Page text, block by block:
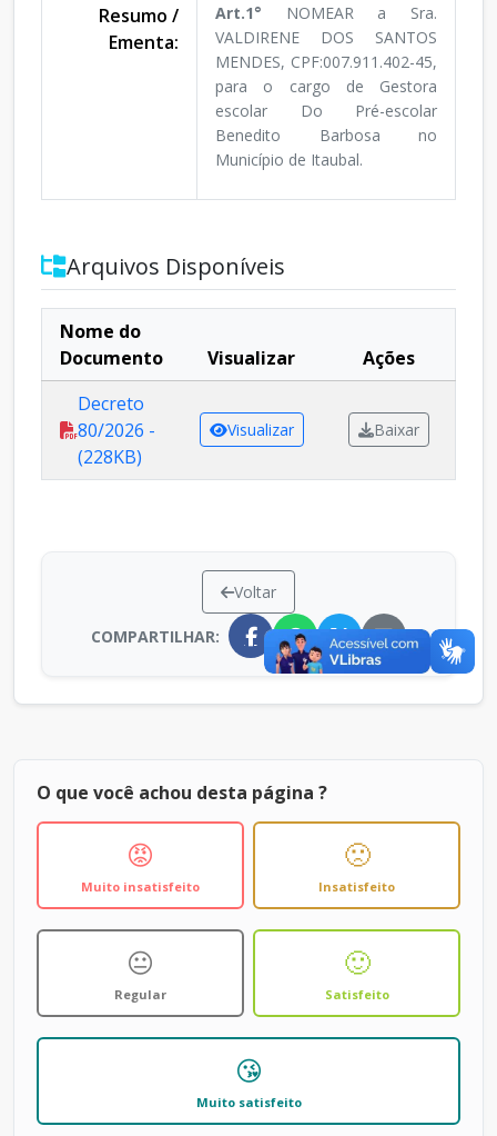
Resumo /
Ementa:
Art.1° NOMEAR a Sra.
VALDIRENE DOS SANTOS
MENDES, CPF:007.911.402-45,
para o cargo de Gestora
escolar Do Pré-escolar
Benedito Barbosa no
Município de Itaubal.
Arquivos Disponíveis
Nome do
Documento
Visualizar
Ações
Decreto
80/2026 -
(228KB)
Visualizar Baixar
Voltar
COMPARTILHAR:
O que você achou desta página ?
😡
Muito insatisfeito
🙁
Insatisfeito
😐
Regular
🙂
Satisfeito
😘
Muito satisfeito